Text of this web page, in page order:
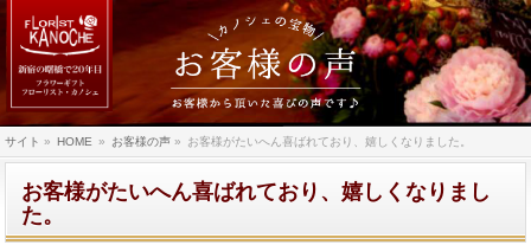
サイト » HOME » お客様の声 » お客様がたいへん喜ばれており、嬉しくなりました。
お客様がたいへん喜ばれており、嬉しくなりまし
た。